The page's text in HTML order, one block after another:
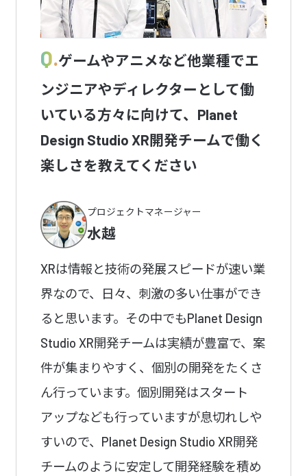
Q.ゲームやアニメなど他業種でエ
ンジニアやディレクターとして働
いている方々に向けて、Planet
Design Studio XR開発チームで働く
楽しさを教えてください
プロジェクトマネージャー
水越
XRは情報と技術の発展スピードが速い業
界なので、日々、刺激の多い仕事ができ
ると思います。その中でもPlanet Design
Studio XR開発チームは実績が豊富で、案
件が集まりやすく、個別の開発をたくさ
ん行っています。個別開発はスタート
アップなども行っていますが息切れしや
すいので、Planet Design Studio XR開発
チームのように安定して開発経験を積め